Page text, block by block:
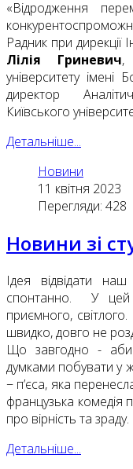
«Відродження
Радник при дирекції
Лілія Гриневич,
університету імені
директор
Київського
Детальніше...
Новини
11 квітня 2023
Перегляди: 428
Новини зі
Ідея відвідати
спонтанно. У цей
приємного,
швидко, довго не
Що завгодно - аби
думками побувати у
− п’єса, яка
французька комедія
про вірність та зраду.
Детальніше...